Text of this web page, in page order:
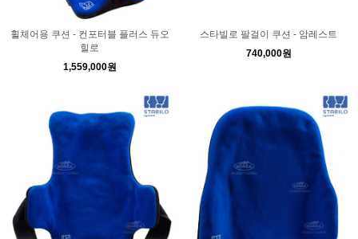
휠체어용 쿠션 - 컨포터블 플러스 듀오
힐로
1,559,000원
스타빌로 팔걸이 쿠션 - 암레스트
740,000원